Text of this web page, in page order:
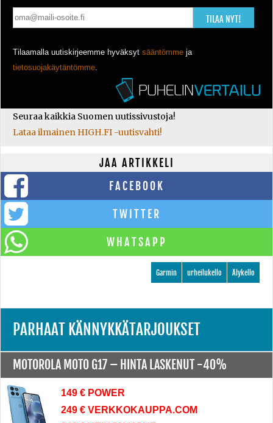
TILAA NYT!
Tilaamalla uutiskirjeemme hyväksyt sääntömme ja
tietosuojakäytäntömme
Seuraa kaikkia Suomen uutissivustoja!
Lataa ilmainen HIGH.FI -uutisvahti!
JAA ARTIKKELI
FACEBOOK
TWITTER
WHATSAPP
Älykello
urheilukello
Garmin
PARHAAT KÄNNYKKÄTARJOUKSET
MOTOROLA MOTO G17 – HINTA LASKENUT -40%
149 € POWER
249 € VERKKOKAUPPA.COM